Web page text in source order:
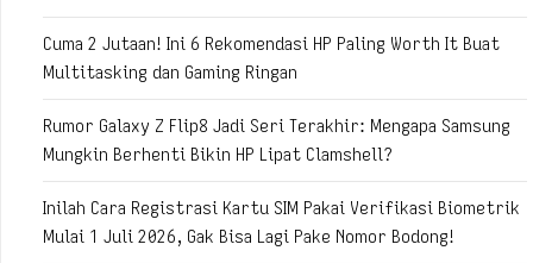
Cuma 2 Jutaan! Ini 6 Rekomendasi HP Paling Worth It Buat
Multitasking dan Gaming Ringan
Rumor Galaxy Z Flip8 Jadi Seri Terakhir: Mengapa Samsung
Mungkin Berhenti Bikin HP Lipat Clamshell?
Inilah Cara Registrasi Kartu SIM Pakai Verifikasi Biometrik
Mulai 1 Juli 2026, Gak Bisa Lagi Pake Nomor Bodong!